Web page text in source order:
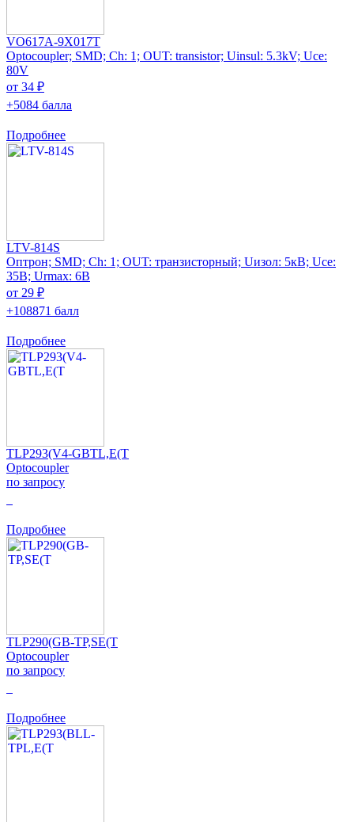
VO617A-9X017T
Optocoupler; SMD; Ch: 1; OUT: transistor; Uinsul: 5.3kV; Uce:
80V
от 34 ₽
+5084 балла
Подробнее
LTV-814S
Оптрон; SMD; Ch: 1; OUT: транзисторный; Uизол: 5кВ; Uce:
35В; Urmax: 6В
от 29 ₽
+108871 балл
Подробнее
TLP293(V4-GBTL,E(T
Optocoupler
по запросу
Подробнее
TLP290(GB-TP,SE(T
Optocoupler
по запросу
Подробнее